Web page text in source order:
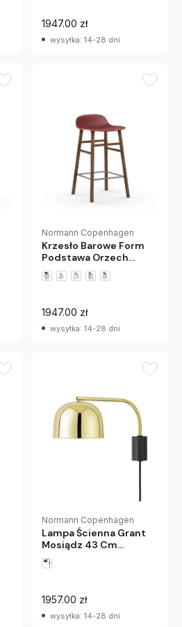
1947.00 zł
wysyłka: 14-28 dni
Normann Copenhagen
Krzesło Barowe Form
Podstawa Orzech
Czerwone Normann
Copenhagen
1947.00 zł
wysyłka: 14-28 dni
Normann Copenhagen
Lampa Ścienna Grant
Mosiądz 43 Cm
Normann Copenhagen
1957.00 zł
wysyłka: 14-28 dni